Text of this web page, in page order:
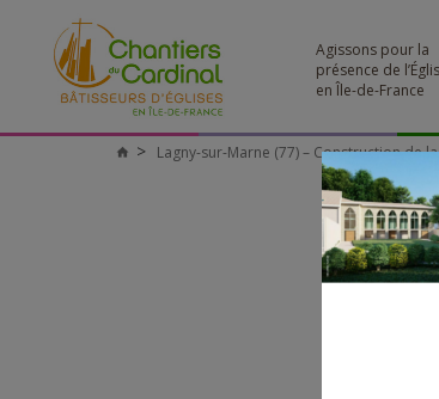
Agissons pour la
présence de
en Île-de-France
Chantiers
Lagny-sur-Marne (77) – Construction de